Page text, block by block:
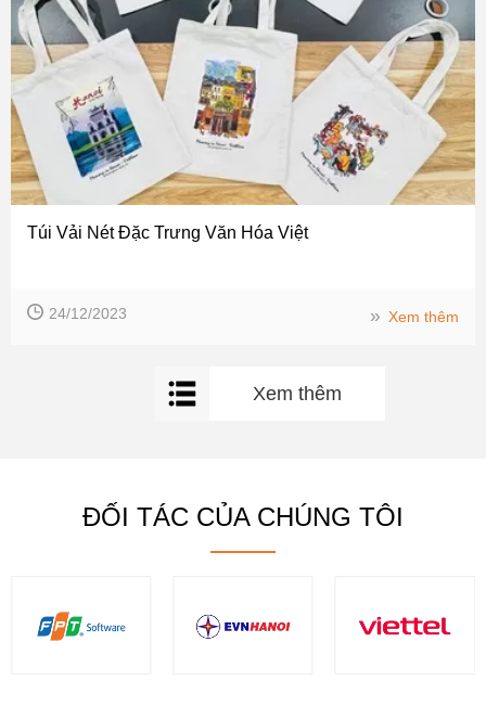
Túi Vải Nét Đặc Trưng Văn Hóa Việt
24/12/2023 ›› Xem thêm
Xem thêm
ĐỐI TÁC CỦA CHÚNG TÔI